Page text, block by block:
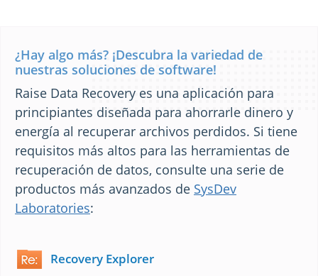
¿Hay algo más? ¡Descubra la variedad de
nuestras soluciones de software!
Raise Data Recovery es una aplicación para
principiantes diseñada para ahorrarle dinero y
energía al recuperar archivos perdidos. Si tiene
requisitos más altos para las herramientas de
recuperación de datos, consulte una serie de
productos más avanzados de SysDev
Laboratories:
Recovery Explorer